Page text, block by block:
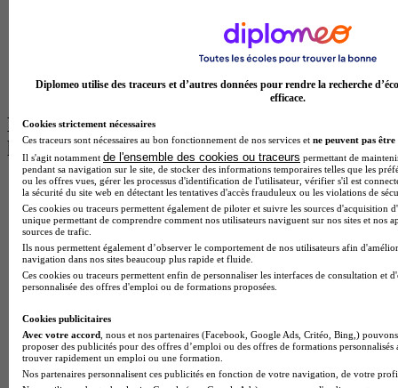
BTS Communication à Bordeaux
Master Psychologie à Angers
BTS Ndrc à Lyon
Les intitulés de diplôme par alternance
les plus recherchés
BTS Esf en alternance
BTS Dietetique en alternance
BTS Mco en alternance
BTS Pi en alternance
BTS Sp3s en alternance
Master CCA en alternance
BTS Ndrc en alternance
Cap Fleuriste en alternance
BTS Sio en alternance
MSc Marketing Digital en alternance
BTS Gpme en alternance
Cap Electricien en alternance
Diplomeo utilise des traceurs et d’autres données pour rendre la recherche
efficace.
Cookies strictement nécessaires
Ces traceurs sont nécessaires au bon fonctionnement de nos services et ne peuvent pas être
Il s'agit notamment de l'ensemble des cookies ou traceurs permettant de
pendant sa navigation sur le site, de stocker des informations temporaires telles que les
ou les offres vues, gérer les processus d'identification de l'utilisateur, vérifier s'il est
la sécurité du site web en détectant les tentatives d'accès frauduleux ou les violations de
Ces cookies ou traceurs permettent également de piloter et suivre les sources d'acquisition
unique permettant de comprendre comment nos utilisateurs naviguent sur nos sites et nos
sources de trafic.
Ils nous permettent également d’observer le comportement de nos utilisateurs afin
navigation dans nos sites beaucoup plus rapide et fluide.
Ces cookies ou traceurs permettent enfin de personnaliser les interfaces de consultation et
personnalisée des offres d'emploi ou de formations proposées.
Cookies publicitaires
Avec votre accord , nous et nos partenaires (Facebook, Google Ads, Critéo, Bing,)
proposer des publicités pour des offres d’emploi ou des offres de formations
trouver rapidement un emploi ou une formation.
Nos partenaires personnalisent ces publicités en fonction de votre navigation, de votre